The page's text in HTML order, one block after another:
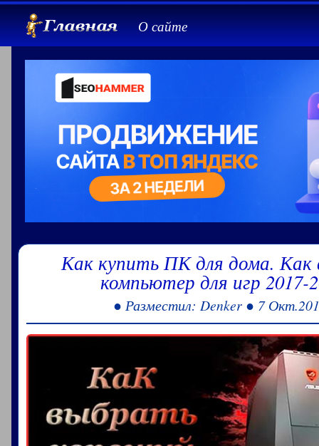
О сайте
Как купить ПК для дома.
компьютер для игр 2017-
● Разместил: Denker ● 7